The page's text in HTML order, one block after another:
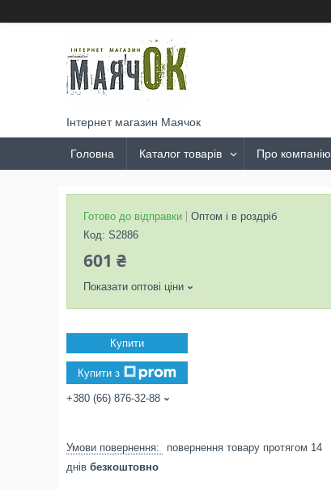
Інтернет магазин Маячок
Головна Каталог товарів Про компанію
Готово до відправки
Оптом і в роздріб
Код: S2886
601 ₴
Показати оптові ціни
Купити
Купити з
+380 (66) 876-32-88
повернення товару протягом 14
днів безкоштовно